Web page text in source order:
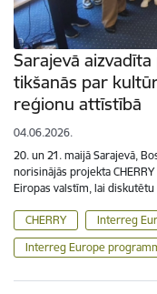
Sarajevā
tikšanās par
reģionu attīstībā
04.06.2026.
20. un 21. maijā Sarajevā,
norisinājās projekta
Eiropas valstīm, lai
CHERRY
Interreg
Interreg Europe